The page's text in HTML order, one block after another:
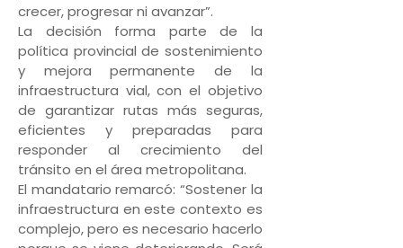
crecer, progresar ni avanzar”.
La decisión forma parte de la
política provincial de sostenimiento
y mejora permanente de la
infraestructura vial, con el objetivo
de garantizar rutas más seguras,
eficientes y preparadas para
responder al crecimiento del
tránsito en el área metropolitana.
El mandatario remarcó: “Sostener la
infraestructura en este contexto es
complejo, pero es necesario hacerlo